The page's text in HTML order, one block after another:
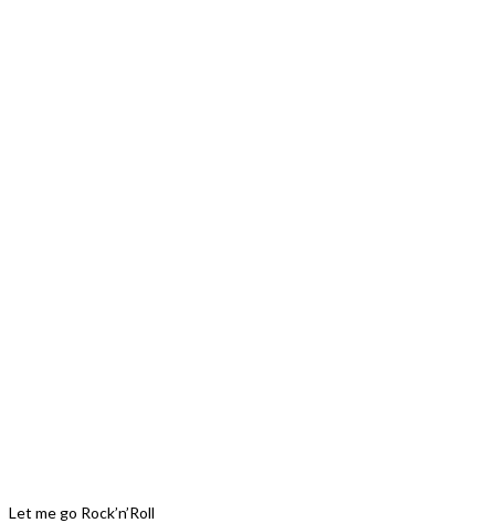
Let me go Rock’n’Roll